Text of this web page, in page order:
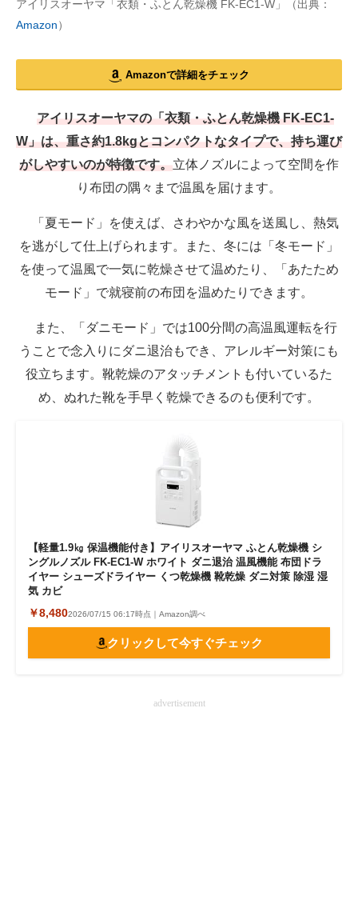
アイリスオーヤマ「衣類・ふとん乾燥機 FK-EC1-W」（出典：
Amazon）
Amazonで詳細をチェック
アイリスオーヤマの「衣類・ふとん乾燥機 FK-EC1-
W」は、重さ約1.8kgとコンパクトなタイプで、持ち運び
がしやすいのが特徴です。立体ノズルによって空間を作
り布団の隅々まで温風を届けます。
「夏モード」を使えば、さわやかな風を送風し、熱気
を逃がして仕上げられます。また、冬には「冬モード」
を使って温風で一気に乾燥させて温めたり、「あたため
モード」で就寝前の布団を温めたりできます。
また、「ダニモード」では100分間の高温風運転を行
うことで念入りにダニ退治もでき、アレルギー対策にも
役立ちます。靴乾燥のアタッチメントも付いているた
め、ぬれた靴を手早く乾燥できるのも便利です。
【軽量1.9㎏ 保温機能付き】アイリスオーヤマ ふとん乾燥機 シ
ングルノズル FK-EC1-W ホワイト ダニ退治 温風機能 布団ドラ
イヤー シューズドライヤー くつ乾燥機 靴乾燥 ダニ対策 除湿 湿
気 カビ
￥8,4802026/07/15 06:17時点｜Amazon調べ
クリックして今すぐチェック
advertisement